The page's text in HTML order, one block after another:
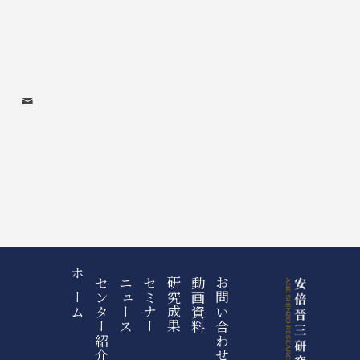
ホーム センター紹介 ニュース セミナー 研究成果動画資料お問い合わせ